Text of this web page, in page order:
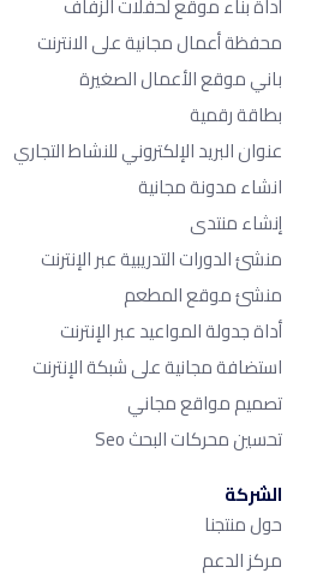
محفظة أعمال مجانية على الانترنت
باني موقع الأعمال الصغيرة
بطاقة رقمية
عنوان البريد الإلكتروني للنشاط التجاري
انشاء مدونة مجانية
إنشاء منتدى
منشئ الدورات التدريبية عبر الإنترنت
منشئ موقع المطعم
أداة جدولة المواعيد عبر الإنترنت
استضافة مجانية على شبكة الإنترنت
تصميم مواقع مجاني
تحسين محركات البحث Seo​
الشركة
حول منتجنا
مركز الدعم